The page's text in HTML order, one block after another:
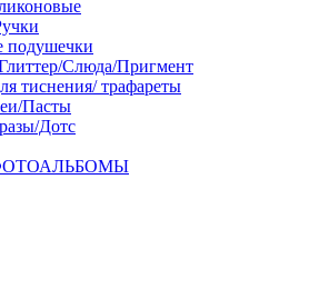
подушечки
Слюда/Пригмент
тиснения/ трафареты
Пасты
Дотс
ФОТОАЛЬБОМЫ